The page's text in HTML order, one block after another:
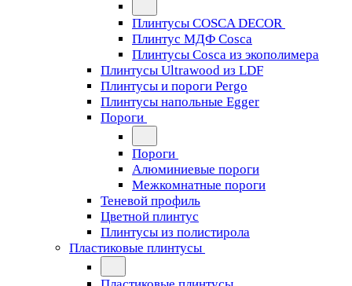
Плинтусы COSCA DECOR
Плинтус МДФ Cosca
Плинтусы Cosca из экополимера
Плинтусы Ultrawood из LDF
Плинтусы и пороги Pergo
Плинтусы напольные Egger
Пороги
Пороги
Алюминиевые пороги
Межкомнатные пороги
Теневой профиль
Цветной плинтус
Плинтусы из полистирола
Пластиковые плинтусы